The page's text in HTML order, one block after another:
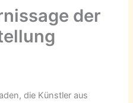
der
die Künstler aus